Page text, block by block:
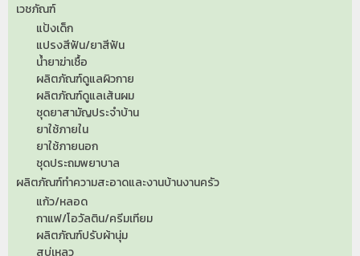
เวชภัณฑ์
แป้งเด็ก
แปรงสีฟัน/ยาสีฟัน
น้ำยาฆ่าเชื้อ
ผลิตภัณฑ์ดูแลผิวกาย
ผลิตภัณฑ์ดูแลเส้นผม
ชุดยาสามัญประจำบ้าน
ยาใช้ภายใน
ยาใช้ภายนอก
ชุดประถมพยาบาล
ผลิตภัณฑ์ทำความสะอาดและงานบ้านงานครัว
แก้ว/หลอด
กาแฟ/โอวัลติน/ครีมเทียม
ผลิตภัณฑ์ปรับผ้านุ่ม
สบู่เหลว